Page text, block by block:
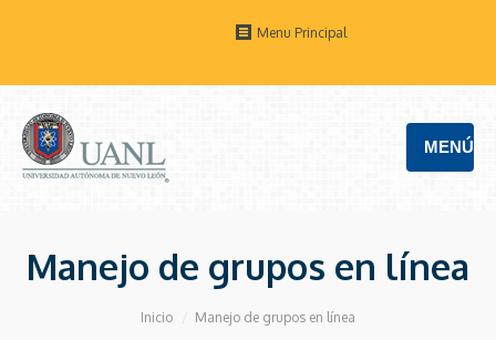
Menu Principal
MENÚ
Manejo de grupos en línea
Inicio Manejo de grupos en línea